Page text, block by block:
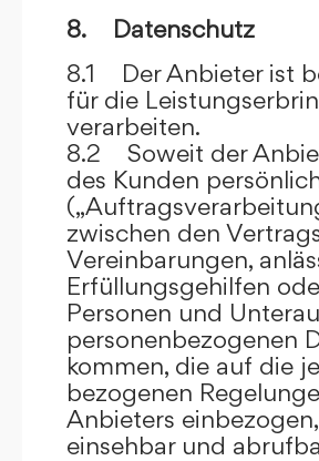
8. Datenschutz
8.1 Der Anbieter ist
für die
verarbeiten.
8.2 Soweit der
des Kunden
zwischen den
Vereinbarungen,
Erfüllungsgehilfen
Personen und
personenbezogenen
kommen, die auf die
bezogenen
Anbieters
einsehbar und